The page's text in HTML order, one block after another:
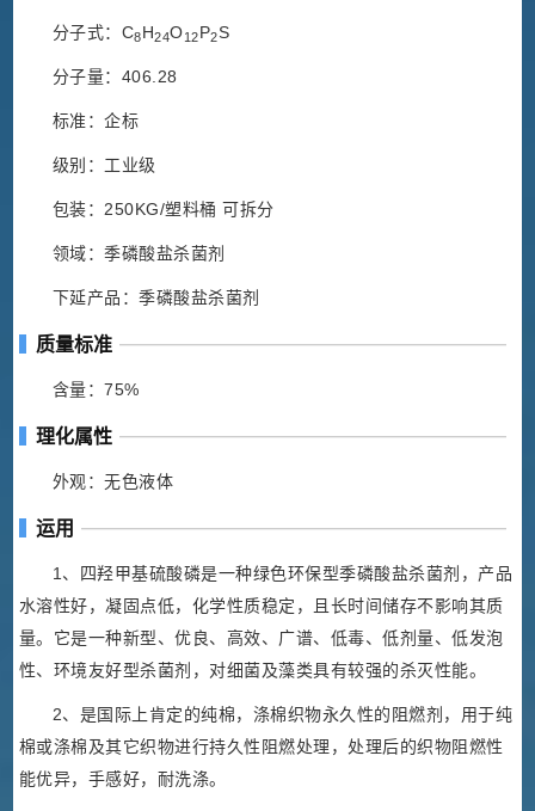
分子式：C8H24O12P2S
分子量：406.28
标准：企标
级别：工业级
包装：250KG/塑料桶 可拆分
领域：季磷酸盐杀菌剂
下延产品：季磷酸盐杀菌剂
质量标准
含量：75%
理化属性
外观：无色液体
运用
1、四羟甲基硫酸磷是一种绿色环保型季磷酸盐杀菌剂，产品
水溶性好，凝固点低，化学性质稳定，且长时间储存不影响其质
量。它是一种新型、优良、高效、广谱、低毒、低剂量、低发泡
性、环境友好型杀菌剂，对细菌及藻类具有较强的杀灭性能。
2、是国际上肯定的纯棉，涤棉织物永久性的阻燃剂，用于纯
棉或涤棉及其它织物进行持久性阻燃处理，处理后的织物阻燃性
能优异，手感好，耐洗涤。